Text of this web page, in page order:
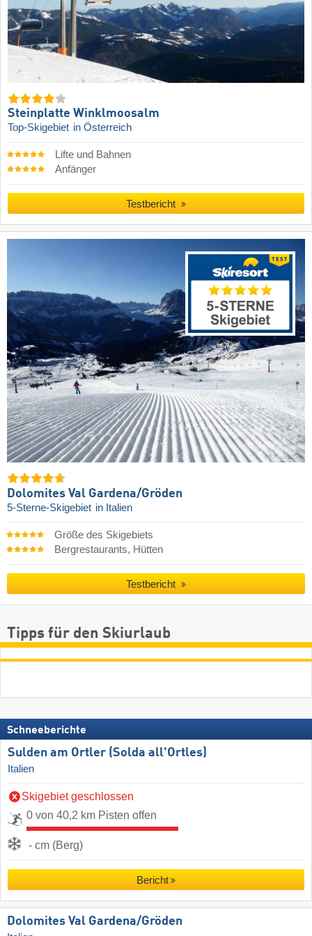
Steinplatte Winklmoosalm
Top-Skigebiet in Österreich
Lifte und Bahnen
Anfänger
Testbericht
Dolomites Val Gardena/​Gröden
5-Sterne-Skigebiet in Italien
Größe des Skigebiets
Bergrestaurants, Hütten
Testbericht
Tipps für den Skiurlaub
Schneeberichte
Sulden am Ortler (Solda all'Ortles)
Italien
Skigebiet geschlossen
0 von 40,2 km Pisten offen
- cm (Berg)
Bericht
Dolomites Val Gardena/​Gröden